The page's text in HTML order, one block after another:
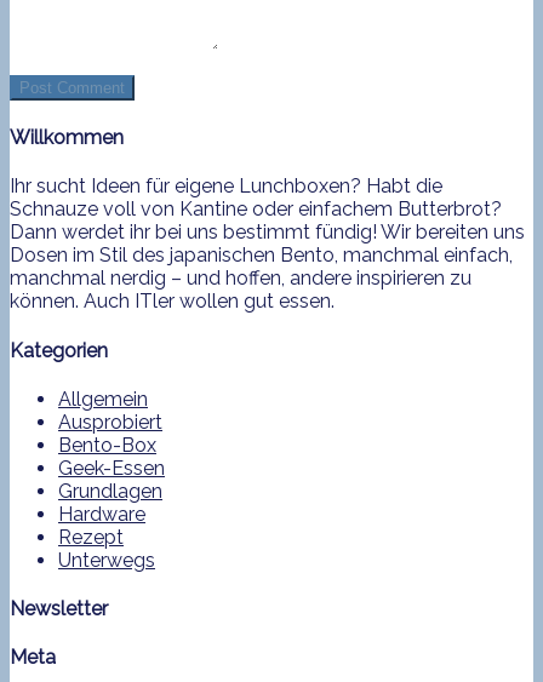
Willkommen
Ihr sucht Ideen für eigene Lunchboxen? Habt die
Schnauze voll von Kantine oder einfachem Butterbrot?
Dann werdet ihr bei uns bestimmt fündig! Wir bereiten uns
Dosen im Stil des japanischen Bento, manchmal einfach,
manchmal nerdig – und hoffen, andere inspirieren zu
können. Auch ITler wollen gut essen.
Kategorien
Allgemein
Ausprobiert
Bento-Box
Geek-Essen
Grundlagen
Hardware
Rezept
Unterwegs
Newsletter
Meta